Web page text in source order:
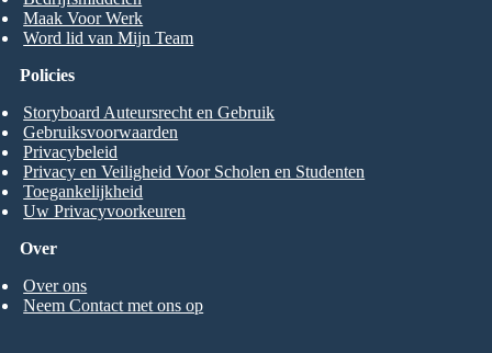
Maak Voor Werk
Word lid van Mijn Team
Over
Over ons
Neem Contact met ons op
Policies
Storyboard Auteursrecht en Gebruik
Gebruiksvoorwaarden
Privacybeleid
Privacy en Veiligheid Voor Scholen en Studenten
Toegankelijkheid
Uw Privacyvoorkeuren